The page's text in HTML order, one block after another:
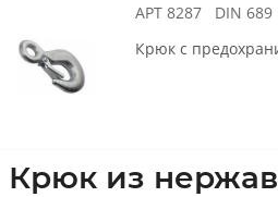
АРТ 8287 DIN 689
Крюк с
Крюк из